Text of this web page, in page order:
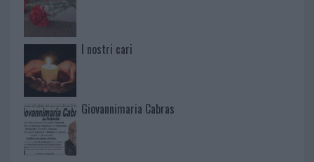
I nostri cari
Giovannimaria Cabras